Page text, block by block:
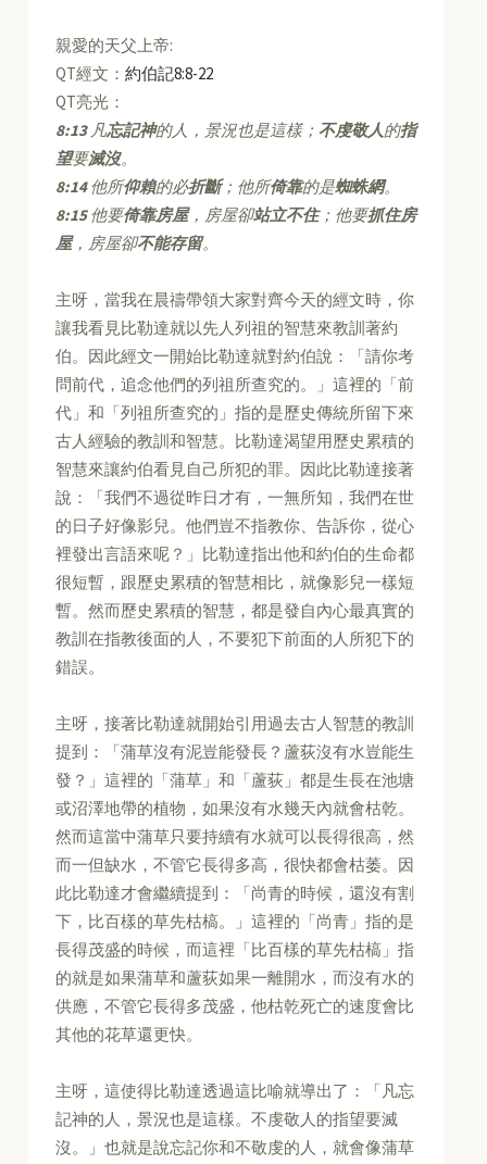
親愛的天父上帝:
QT經文：約伯記8:8-22
QT亮光：
8:13凡忘記神的人，景況也是這樣； 不虔敬人的指
望要滅沒。
8:14他所仰賴的必折斷；他所倚靠的是蜘蛛網。
8:15他要倚靠房屋，房屋卻站立不住；他要抓住房
屋，房屋卻不能存留。
主呀，當我在晨禱帶領大家對齊今天的經文時，你
讓我看見比勒達就以先人列祖的智慧來教訓著約
伯。因此經文一開始比勒達就對約伯說：「請你考
問前代，追念他們的列祖所查究的。」這裡的「前
代」和「列祖所查究的」指的是歷史傳統所留下來
古人經驗的教訓和智慧。比勒達渴望用歷史累積的
智慧來讓約伯看見自己所犯的罪。因此比勒達接著
說：「我們不過從昨日才有，一無所知，我們在世
的日子好像影兒。他們豈不指教你、告訴你，從心
裡發出言語來呢？」比勒達指出他和約伯的生命都
很短暫，跟歷史累積的智慧相比，就像影兒一樣短
暫。然而歷史累積的智慧，都是發自內心最真實的
教訓在指教後面的人，不要犯下前面的人所犯下的
錯誤。
主呀，接著比勒達就開始引用過去古人智慧的教訓
提到：「蒲草沒有泥豈能發長？蘆荻沒有水豈能生
發？」這裡的「蒲草」和「蘆荻」都是生長在池塘
或沼澤地帶的植物，如果沒有水幾天內就會枯乾。
然而這當中蒲草只要持續有水就可以長得很高，然
而一但缺水，不管它長得多高，很快都會枯萎。因
此比勒達才會繼續提到：「尚青的時候，還沒有割
下，比百樣的草先枯槁。」這裡的「尚青」指的是
長得茂盛的時候，而這裡「比百樣的草先枯槁」指
的就是如果蒲草和蘆荻如果一離開水，而沒有水的
供應，不管它長得多茂盛，他枯乾死亡的速度會比
其他的花草還更快。
主呀，這使得比勒達透過這比喻就導出了：「凡忘
記神的人，景況也是這樣。不虔敬人的指望要滅
沒。」也就是說忘記你和不敬虔的人，就會像蒲草